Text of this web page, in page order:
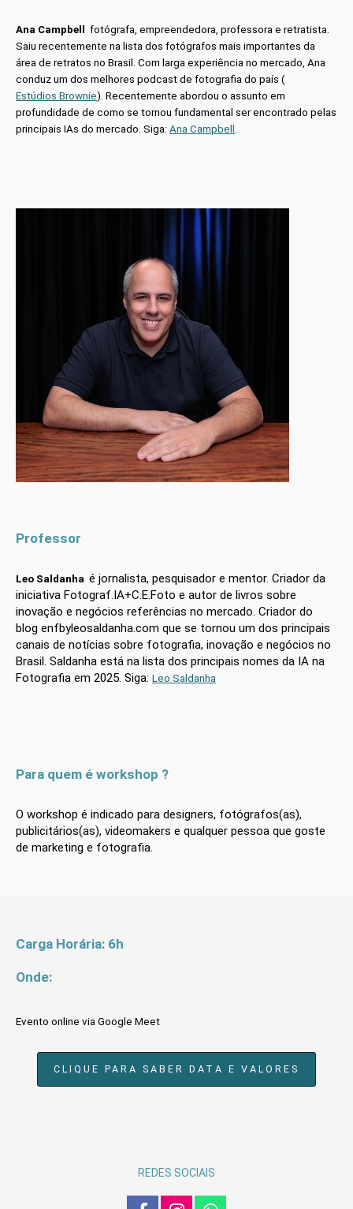
Ana Campbell
fotógrafa, empreendedora, professora e retratista.
Saiu recentemente na lista dos fotógrafos mais importantes da
área de retratos no Brasil. Com larga experiência no mercado, Ana
conduz um dos melhores podcast de fotografia do país (
Estúdios Brownie). Recentemente abordou o assunto em
profundidade de como se tornou fundamental ser encontrado pelas
principais IAs do mercado. Siga: Ana Campbell
Professor
Leo Saldanha é jornalista, pesquisador e mentor. Criador da
iniciativa Fotograf.IA+C.E.Foto e autor de livros sobre
inovação e negócios referências no mercado. Criador do
blog enfbyleosaldanha.com que se tornou um dos principais
canais de notícias sobre fotografia, inovação e negócios no
Brasil. Saldanha está na lista dos principais nomes da IA na
Fotografia em 2025. Siga: Leo Saldanha
Para quem é workshop ?
O workshop é indicado para designers, fotógrafos(as),
publicitários(as), videomakers e qualquer pessoa que goste
de marketing e fotografia.
Carga Horária: 6h
Onde:
Evento online via Google Meet
CLIQUE PARA SABER DATA E VALORES
REDES SOCIAIS